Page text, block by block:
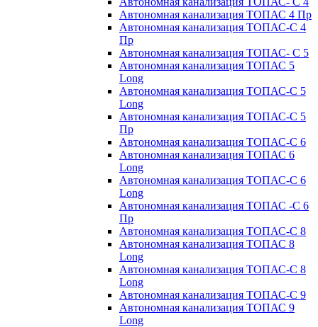
Автономная канализация ТОПАС 4 Пр
Автономная канализация ТОПАС-С 4
Пр
Автономная канализация ТОПАС- С 5
Автономная канализация ТОПАС 5
Long
Автономная канализация ТОПАС-С 5
Long
Автономная канализация ТОПАС-С 5
Пр
Автономная канализация ТОПАС-С 6
Автономная канализация ТОПАС 6
Long
Автономная канализация ТОПАС-С 6
Long
Автономная канализация ТОПАС -С 6
Пр
Автономная канализация ТОПАС-С 8
Автономная канализация ТОПАС 8
Long
Автономная канализация ТОПАС-С 8
Long
Автономная канализация ТОПАС-С 9
Автономная канализация ТОПАС 9
Long